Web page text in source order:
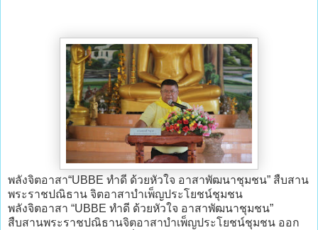
พลังจิตอาสา“UBBE ทำดี ด้วยหัวใจ อาสาพัฒนาชุมชน” สืบสาน
พระราชปณิธาน จิตอาสาบำเพ็ญประโยชน์ชุมชน
พลังจิตอาสา “UBBE ทำดี ด้วยหัวใจ อาสาพัฒนาชุมชน”
สืบสานพระราชปณิธานจิตอาสาบำเพ็ญประโยชน์ชุมชน ออก